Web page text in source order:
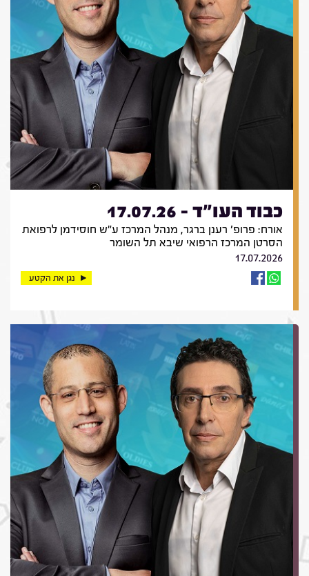
כבוד העו"ד - 17.07.26
אורח: פרופ' רענן ברגר, מנהל המרכז ע"ש חוסידמן לרפואת
הסרטן המרכז הרפואי שיבא תל השומר
17.07.2026
נגן את הקטע